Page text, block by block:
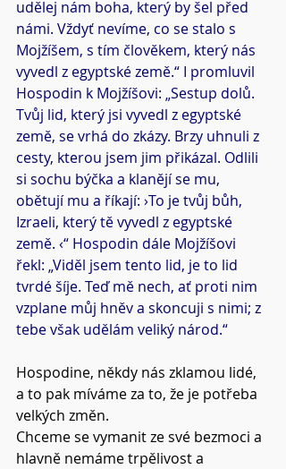
udělej nám boha, který by šel před
námi. Vždyť nevíme, co se stalo s
Mojžíšem, s tím člověkem, který nás
vyvedl z egyptské země.“ I promluvil
Hospodin k Mojžíšovi: „Sestup dolů.
Tvůj lid, který jsi vyvedl z egyptské
země, se vrhá do zkázy. Brzy uhnuli z
cesty, kterou jsem jim přikázal. Odlili
si sochu býčka a klanějí se mu,
obětují mu a říkají: ›To je tvůj bůh,
Izraeli, který tě vyvedl z egyptské
země. ‹“ Hospodin dále Mojžíšovi
řekl: „Viděl jsem tento lid, je to lid
tvrdé šíje. Teď mě nech, ať proti nim
vzplane můj hněv a skoncuji s nimi; z
tebe však udělám veliký národ.“
Hospodine, někdy nás zklamou lidé,
a to pak míváme za to, že je potřeba
velkých změn.
Chceme se vymanit ze své bezmoci a
hlavně nemáme trpělivost a